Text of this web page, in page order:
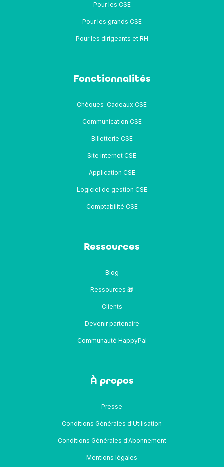
Pour les dirigeants et RH
Pour les CSE
Pour les grands CSE
Fonctionnalités
Chèques-Cadeaux CSE
Communication CSE
Billetterie CSE
Site internet CSE
Application CSE
Logiciel de gestion CSE
Comptabilité CSE
Ressources
Blog
Ressources 🎁
Clients
Devenir partenaire
Communauté HappyPal
À propos
Presse
Conditions Générales d'Utilisation
Conditions Générales d'Abonnement
Mentions légales